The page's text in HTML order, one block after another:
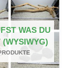
WAS DU
(WYSIWYG)